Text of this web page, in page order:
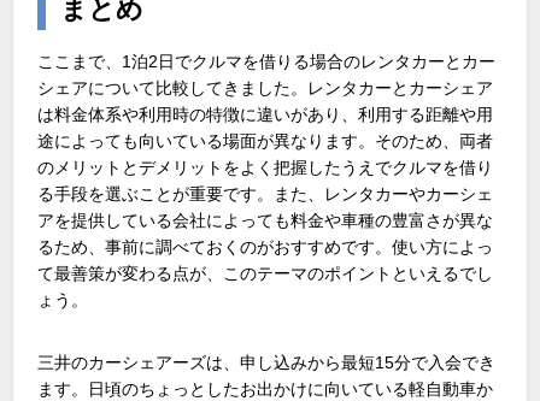
まとめ
ここまで、 1泊2日でクルマを借りる場合のレンタカーとカー
シェアについて比較してきました。レンタカーとカーシェア
は料金体系や利用時の特徴に違いがあり、利用する距離や用
途によっても向いている場面が異なります。そのため、両者
のメリットとデメリットをよく把握したうえでクルマを借り
る手段を選ぶことが重要です。また、レンタカーやカーシェ
アを提供している会社によっても料金や車種の豊富さが異な
るため、事前に調べておくのがおすすめです。使い方によっ
て最善策が変わる点が、このテーマのポイントといえるでし
ょう。
三井のカーシェアーズは、申し込みから最短15分で入会でき
ます。日頃のちょっとしたお出かけに向いている軽自動車か